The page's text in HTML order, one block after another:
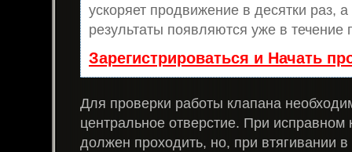
ускоряет продвижение в десятки раз,
результаты появляются уже в течение
Зарегистрироваться и Начать
Для проверки работы клапана
центральное отверстие. При исправном
должен проходить, но, при втягивании